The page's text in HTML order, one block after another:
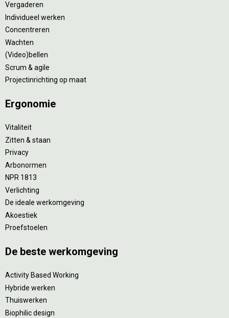
Vergaderen
Individueel werken
Concentreren
Wachten
(Video)bellen
Scrum & agile
Projectinrichting op maat
Ergonomie
Vitaliteit
Zitten & staan
Privacy
Arbonormen
NPR 1813
Verlichting
De ideale werkomgeving
Akoestiek
Proefstoelen
De beste werkomgeving
Activity Based Working
Hybride werken
Thuiswerken
Biophilic design